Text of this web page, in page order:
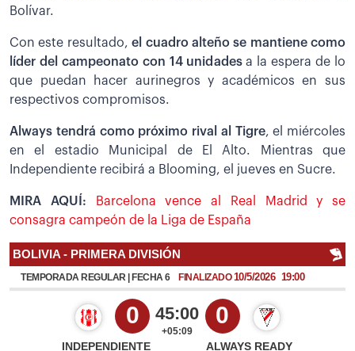
Bolívar.
Con este resultado,el cuadro alteño se mantiene como
líder del campeonato con 14 unidadesa la espera de lo
que puedan hacer aurinegros y académicos en sus
respectivos compromisos.
Always tendrá como próximo rival al Tigre, el miércoles
en el estadio Municipal de El Alto. Mientras que
Independiente recibirá a Blooming, el jueves en Sucre.
MIRA AQUÍ:
Barcelona vence al Real Madrid y se
consagra campeón de la Liga de España